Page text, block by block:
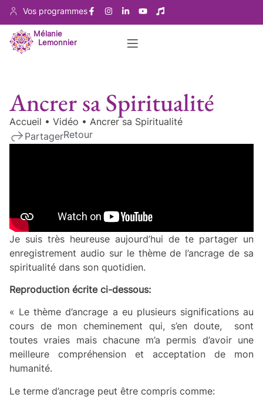
Vos programmes
Mélanie
Lemonnier
Ancrer sa Spiritualité
Accueil • Vidéo • Ancrer sa Spiritualité
PartagerRetour
Je suis très heureuse aujourd’hui de te partager un
enregistrement audio sur le thème de l’ancrage de sa
spiritualité dans son quotidien.
Reproduction écrite ci-dessous:
« Le thème d’ancrage a eu plusieurs significations au
cours de mon cheminement qui, s’en doute, sont
toutes vraies mais chacune m’a permis d’avoir une
meilleure compréhension et acceptation de mon
humanité.
Le terme d’ancrage peut être compris comme: